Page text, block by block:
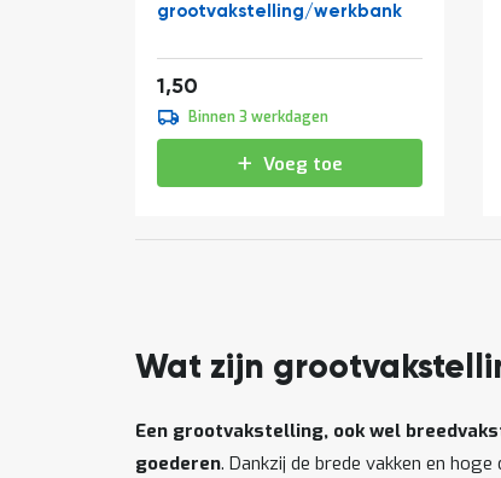
grootvakstelling/werkbank
1,50
Binnen 3 werkdagen
Voeg toe
Wat zijn
Een grootvakstelling, ook wel
goederen. Dankzij de brede vakken en